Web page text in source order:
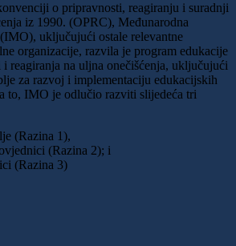
o pripravnosti, reagiranju i suradnji
iz 1990. (OPRC), Međunarodna
uključujući ostale relevantne
organizacije, razvila je program edukacije
reagiranja na uljna onečišćenja, uključujući
za razvoj i implementaciju edukacijskih
to, IMO je odlučio razviti slijedeća tri
(Razina 1),
(Razina 2); i
(Razina 3)